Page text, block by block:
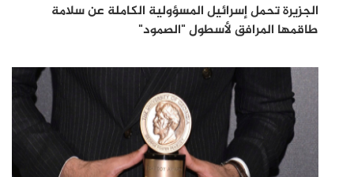
الجزيرة تحمل إسرائيل المسؤولية الكاملة عن سلامة
طاقمها المرافق لأسطول "الصمود"